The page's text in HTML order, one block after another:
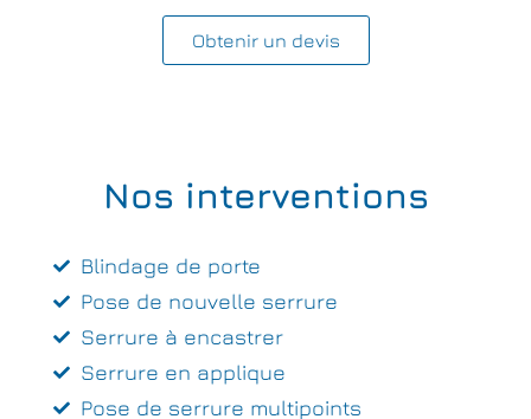
Obtenir un devis
Nos interventions
Blindage de porte
Pose de nouvelle serrure
Serrure à encastrer
Serrure en applique
Pose de serrure multipoints